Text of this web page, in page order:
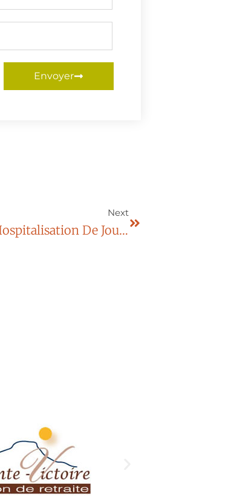
Envoyer
Next
Nouvel Appareil De Cryothérapie En Hospitalisation De Jour